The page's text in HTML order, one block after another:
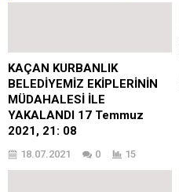
KAÇAN KURBANLIK
BELEDİYEMİZ EKİPLERİNİN
MÜDAHALESİ İLE
YAKALANDI 17 Temmuz
2021, 21: 08
18.07.2021 0 15